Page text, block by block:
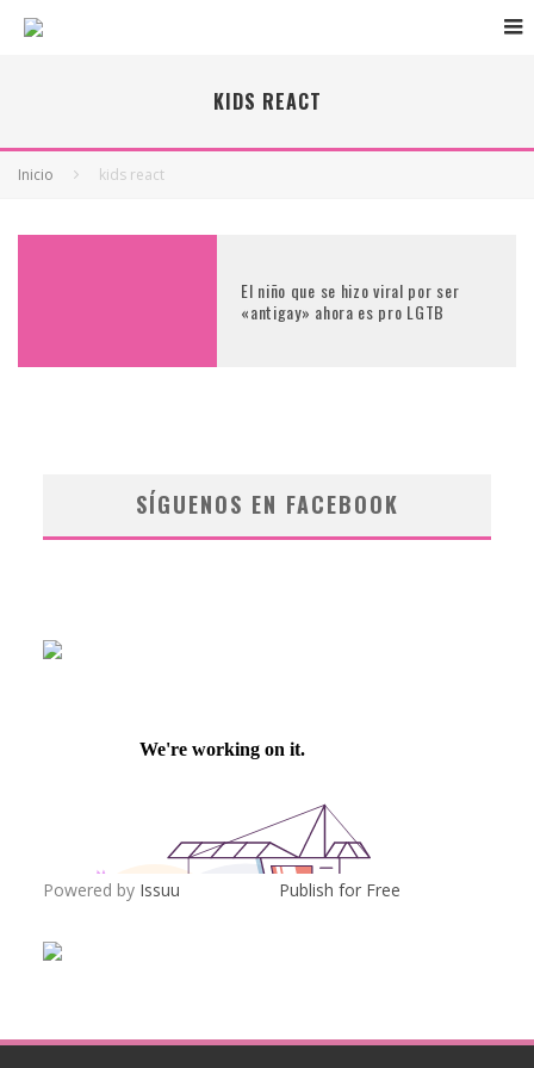
KIDS REACT
Inicio kids react
El niño que se hizo viral por ser
«antigay» ahora es pro LGTB
SÍGUENOS EN FACEBOOK
Powered by Issuu Publish for Free